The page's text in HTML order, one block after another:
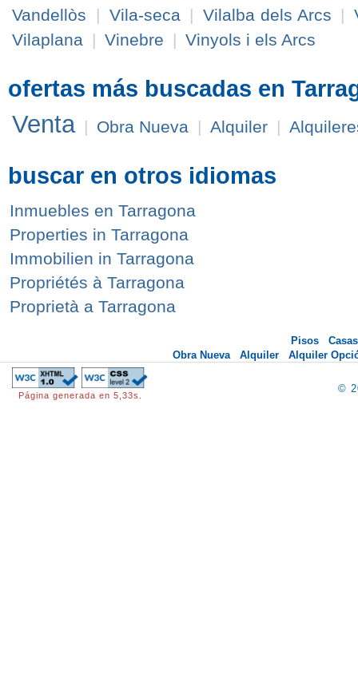
Vandellòs
| Vila-seca | Vilalba dels Arcs |
Vilaplana | Vinebre | Vinyols i els Arcs
ofertas más buscadas en
Venta | Obra Nueva | Alquiler |
buscar en otros idiomas
Inmuebles en Tarragona
Properties in Tarragona
Immobilien in Tarragona
Propriétés à Tarragona
Proprietà a Tarragona
Pisos
Casas
Obra Nueva
Alquiler Alquiler
Página generada en 5,33s.
©